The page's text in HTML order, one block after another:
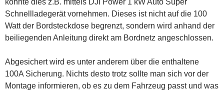
könnte dies z.B. mittels DJI Power 1 kW Auto Super
Schnellladegerät vornehmen. Dieses ist nicht auf die 100
Watt der Bordsteckdose begrenzt, sondern wird anhand der
beiliegenden Anleitung direkt am Bordnetz angeschlossen.
Abgesichert wird es unter anderem über die enthaltene
100A Sicherung. Nichts desto trotz sollte man sich vor der
Montage informieren, ob es zu dem Fahrzeug passt und was